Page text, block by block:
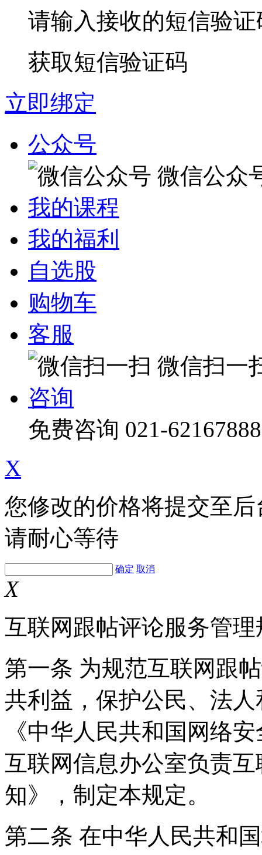
请输入接收的短信验证
获取短信验证码
立即绑定
公众号
微信公众
我的课程
我的福利
自选股
购物车
客服
微信扫一
咨询
免费咨询 021-62167888
X
您修改的价格将提交至
请耐心等待
确定 取消
X
互联网跟帖评论服务管理
第一条 为规范互联网跟
共利益，保护公民、法
《中华人民共和国网络
互联网信息办公室负责
知》，制定本规定。
第二条 在中华人民共和